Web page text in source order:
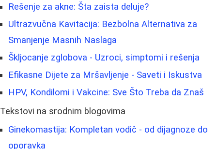
Rešenje za akne: Šta zaista deluje?
Ultrazvučna Kavitacija: Bezbolna Alternativa za
Smanjenje Masnih Naslaga
Škljocanje zglobova - Uzroci, simptomi i rešenja
Efikasne Dijete za Mršavljenje - Saveti i Iskustva
HPV, Kondilomi i Vakcine: Sve Što Treba da Znaš
Tekstovi na srodnim blogovima
Ginekomastija: Kompletan vodič - od dijagnoze do
oporavka